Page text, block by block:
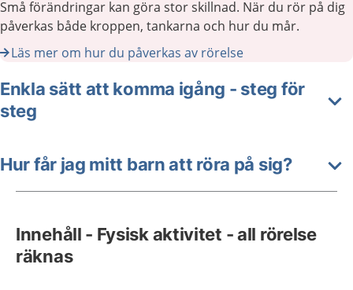
Små förändringar kan göra stor skillnad. När du rör på dig
påverkas både kroppen, tankarna och hur du mår.
Läs mer om hur du påverkas av rörelse
Enkla sätt att komma igång - steg för
steg
Hur får jag mitt barn att röra på sig?
Innehåll - Fysisk aktivitet - all rörelse
räknas